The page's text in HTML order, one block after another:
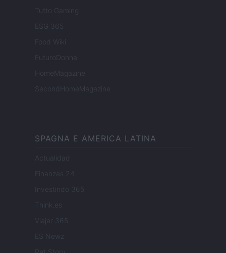
Tutto Gaming
ESG 365
Food Wiki
FuturoDonna
HomeMagazine
SecondHomeMagazine
SPAGNA E AMERICA LATINA
Actualidad
Finanzas 24
Investindo 365
Think.es
Viajar 365
ES Newz